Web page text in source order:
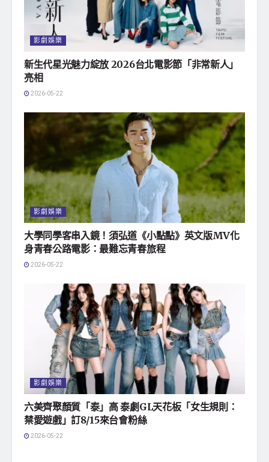
影劇娛樂
新生代星光魅力綻放 2026台北電影節「非常新人」
亮相
2026-05-22
影劇娛樂
大學同學客串入鏡！須弘道《小點點》英文版MV化
身青春公路電影：最難忘青春旅程
2026-05-22
影劇娛樂
六美齊聚顏質「泰」高 泰劇GL天花板「女生規則：
禁愛遊戲」訂8/15來台會粉絲
2026-05-22